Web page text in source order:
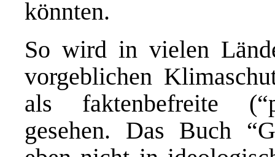
könnten.
So wird in vielen
vorgeblichen
als faktenbefreite
gesehen. Das Buch